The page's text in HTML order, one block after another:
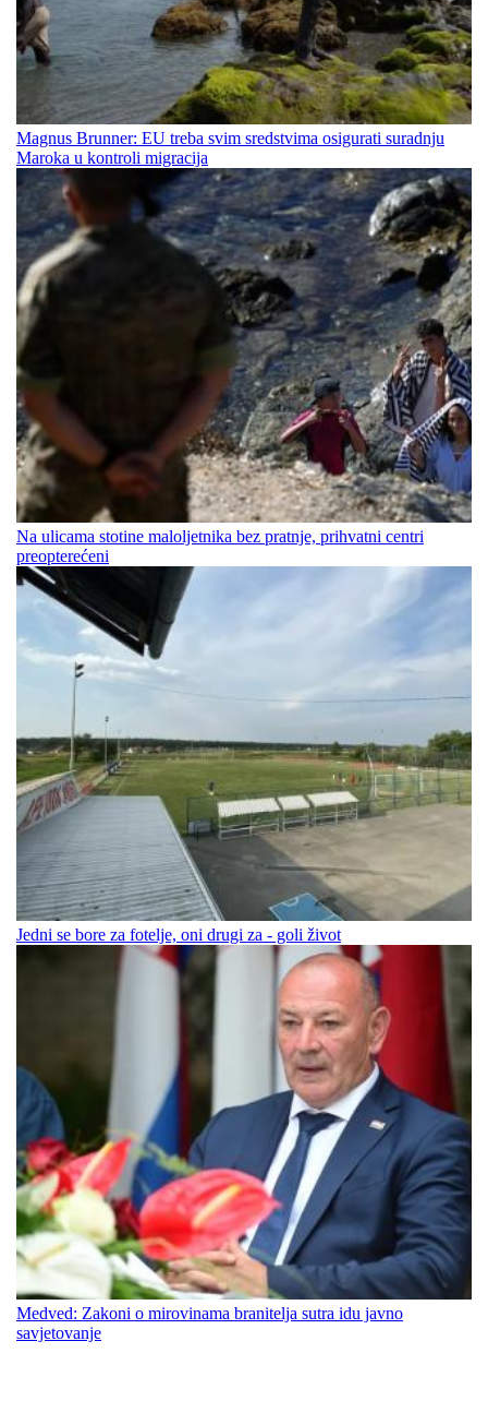
Magnus Brunner: EU treba svim sredstvima osigurati suradnju
Maroka u kontroli migracija
Na ulicama stotine maloljetnika bez pratnje, prihvatni centri
preopterećeni
Jedni se bore za fotelje, oni drugi za - goli život
Medved: Zakoni o mirovinama branitelja sutra idu javno
savjetovanje